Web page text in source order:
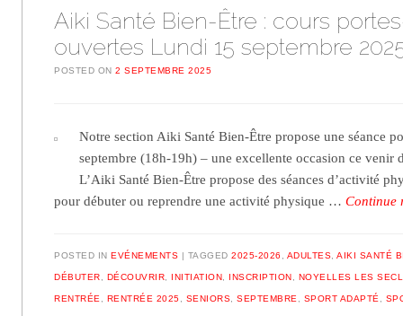
Aiki Santé Bien-Être : cours
ouvertes Lundi 15 septembre
POSTED ON2 SEPTEMBRE 2025
Notre section Aiki Santé Bien-Être propose une séance
septembre (18h-19h) – une excellente occasion ce venir
L’Aiki Santé Bien-Être propose des séances d’activité
pour débuter ou reprendre une activité physique …Continue
POSTED INEVÉNEMENTS TAGGED2025-2026 , ADULTES,AIKI SANTÉ
DÉBUTER, DÉCOUVRIR, INITIATION, INSCRIPTION, NOYELLES LES
RENTRÉE, RENTRÉE 2025, SENIORS,SEPTEMBRE, SPORT ADAPTÉ,